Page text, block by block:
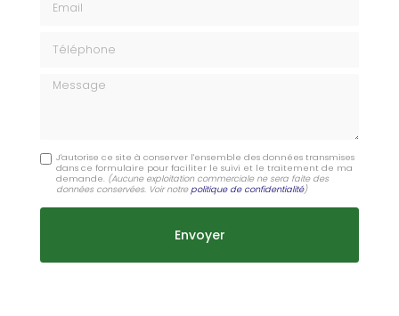
Message
J'autorise ce site à conserver l'ensemble des données transmises
dans ce formulaire pour faciliter le suivi et le traitement de ma
demande. (Aucune exploitation commerciale ne sera faite des
données conservées. Voir notrepolitique de confidentialité)